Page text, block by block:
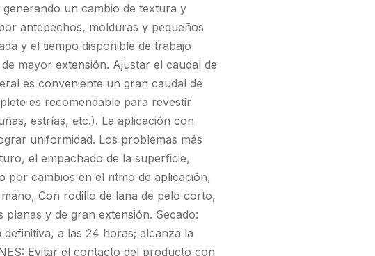
un cambio de textura y
antepechos, molduras y pequeños
y el tiempo disponible de trabajo
mayor extensión. Ajustar el caudal de
es conveniente un gran caudal de
es recomendable para revestir
estrías, etc.). La aplicación con
uniformidad. Los problemas más
el empachado de la superficie,
por cambios en el ritmo de aplicación,
Con rodillo de lana de pelo corto,
y de gran extensión. Secado:
a las 24 horas; alcanza la
Evitar el contacto del producto con